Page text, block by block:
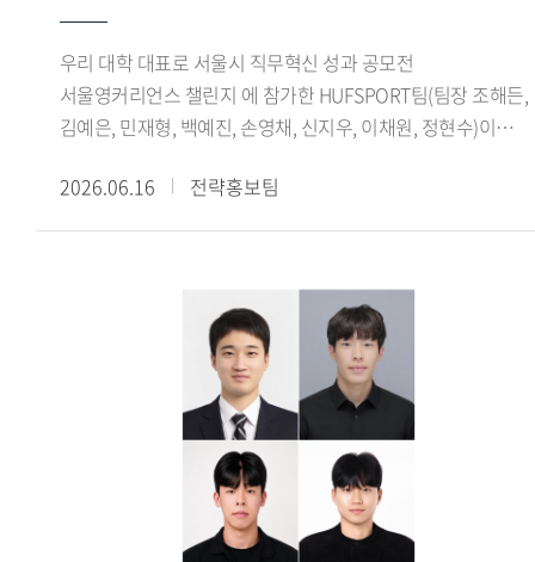
창업 공간 제공 등 다양한 지원 프로그램을 운영하고 있다.
선정된 학생창업팀에는 최대 2개 학기 동안 혜택이 제공되며,
전문가 특강과 창업 실무 교육 등 창업 역량 강화를 위한
프로그램도 함께 지원된다.오세홍 글로벌창업지원단장은 이번
성과는 특정 분야에 국한되지 않고 기술, 문화, 플랫폼 등
다채로운 영역에서 학생들의 창의적인 아이디어와 열정이
생태계를 더욱 공고히 하고, 학생들이 혁신 창업가로 성장할 수
있도록 체계적이고 아낌없는 지원을 이어가겠다 고 전했다.
우리 대학 대표로 서울시 직무혁신 성과 공모전
서울영커리언스 챌린지 에 참가한 HUFSPORT팀(팀장 조해든,
김예은, 민재형, 백예진, 손영채, 신지우, 이채원, 정현수)이
는 기업이 제시한 실제 과제를 청년들이 팀 단위로 수행하며
문제 해결 능력과 실무 역량을 기르는 프로그램이다. 올해
8개 팀 64명이 선발됐다. 참가자들은 지난 3월 24일부터 6월
6일까지 약 10주간 프로젝트를 수행했으며, 6월 6일
서울글로벌센터 국제회의실에서 열린 성과공유회 및
수료식에서 최종 결과를 발표했다.HUFSPORT팀은 수출
경험이 없는 국내 중소기업 3개사를 대상으로 수출 인프라
구축, 해외 바이어 발굴, 화상 미팅 등 해외영업 전 과정을 직접
수행했다. 특히 기업별 산업 특성을 분석해 적합한 해외 시장을
발굴하고 맞춤형 진출 전략을 수립해 참여 기업 모두의 현지
바이어 미팅을 성사시키며 우수한 성과를 거뒀다. 이 같은
2026.06.16 전략홍보팀